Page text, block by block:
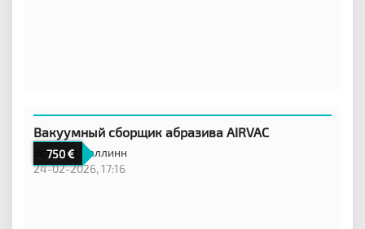
750
Вакуумный сборщик абразива AIRVAC
Эстония,
Таллинн
24-02-2026, 17:16